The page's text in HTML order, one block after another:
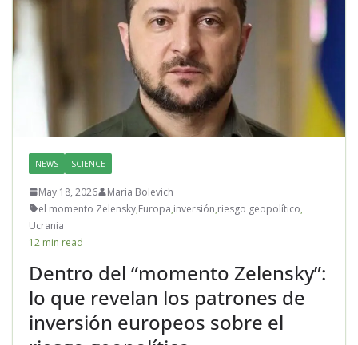
NEWS SCIENCE
May 18, 2026
Maria Bolevich
el momento Zelensky,Europa,inversión,riesgo geopolítico,
Ucrania
12 min read
Dentro del “momento Zelensky”:
lo que revelan los patrones de
inversión europeos sobre el